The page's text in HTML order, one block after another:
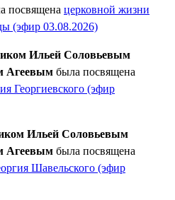
посвящена церковной жизни
(эфир 03.08.2026)
Ильей Соловьевым
Агеевым была посвящена
Георгиевского (эфир
Ильей Соловьевым
Агеевым была посвящена
Шавельского (эфир